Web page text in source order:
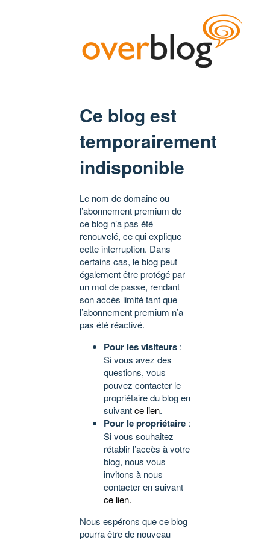
Ce blog est
temporairement
indisponible
Le nom de domaine ou
l’abonnement premium de
ce blog n’a pas été
renouvelé, ce qui explique
cette interruption. Dans
certains cas, le blog peut
également être protégé par
un mot de passe, rendant
son accès limité tant que
l’abonnement premium n’a
pas été réactivé.
Pour les visiteurs :
Si vous avez des
questions, vous
pouvez contacter le
propriétaire du blog en
suivantce lien.
Pour le propriétaire :
Si vous souhaitez
rétablir l’accès à votre
blog, nous vous
invitons à nous
contacter en suivant
ce lien.
Nous espérons que ce blog
pourra être de nouveau